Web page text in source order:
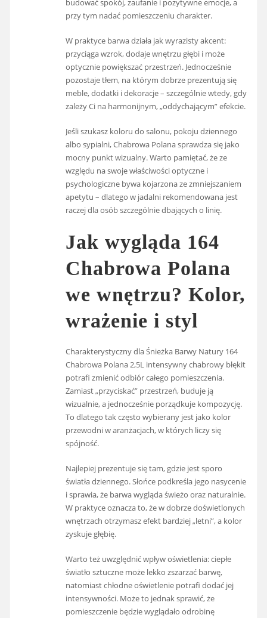
budować spokój, zaufanie i pozytywne emocje, a
przy tym nadać pomieszczeniu charakter.
W praktyce barwa działa jak wyrazisty akcent:
przyciąga wzrok, dodaje wnętrzu głębi i może
optycznie powiększać przestrzeń. Jednocześnie
pozostaje tłem, na którym dobrze prezentują się
meble, dodatki i dekoracje – szczególnie wtedy, gdy
zależy Ci na harmonijnym, „oddychającym” efekcie.
Jeśli szukasz koloru do salonu, pokoju dziennego
albo sypialni, Chabrowa Polana sprawdza się jako
mocny punkt wizualny. Warto pamiętać, że ze
względu na swoje właściwości optyczne i
psychologiczne bywa kojarzona ze zmniejszaniem
apetytu – dlatego w jadalni rekomendowana jest
raczej dla osób szczególnie dbających o linię.
Jak wygląda 164
Chabrowa Polana
we wnętrzu? Kolor,
wrażenie i styl
Charakterystyczny dla Śnieżka Barwy Natury 164
Chabrowa Polana 2,5L intensywny chabrowy błękit
potrafi zmienić odbiór całego pomieszczenia.
Zamiast „przyciskać” przestrzeń, buduje ją
wizualnie, a jednocześnie porządkuje kompozycję.
To dlatego tak często wybierany jest jako kolor
przewodni w aranżacjach, w których liczy się
spójność.
Najlepiej prezentuje się tam, gdzie jest sporo
światła dziennego. Słońce podkreśla jego nasycenie
i sprawia, że barwa wygląda świeżo oraz naturalnie.
W praktyce oznacza to, że w dobrze doświetlonych
wnętrzach otrzymasz efekt bardziej „letni”, a kolor
zyskuje głębię.
Warto też uwzględnić wpływ oświetlenia: ciepłe
światło sztuczne może lekko zszarzać barwę,
natomiast chłodne oświetlenie potrafi dodać jej
intensywności. Może to jednak sprawić, że
pomieszczenie będzie wyglądało odrobinę